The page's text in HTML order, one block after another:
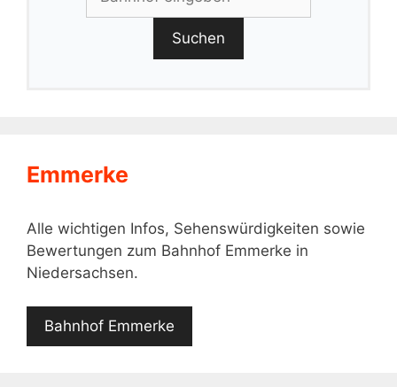
Suchen
Emmerke
Alle wichtigen Infos, Sehenswürdigkeiten sowie
Bewertungen zum Bahnhof Emmerke in
Niedersachsen.
Bahnhof Emmerke